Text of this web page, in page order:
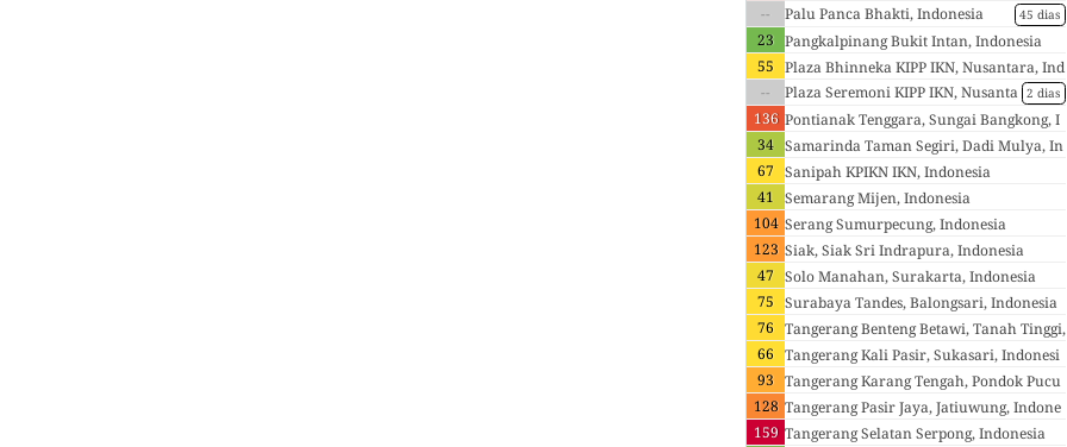
nesia
-- 45 dias
Palu Panca Bhakti, Indonesia
23 Pangkalpinang Bukit Intan, Indonesia
55 Plaza Bhinneka KIPP IKN, Nusantara, Ind
onesia
-- 2 dias
Plaza Seremoni KIPP IKN, Nusanta
ra, Indonesia
136 Pontianak Tenggara, Sungai Bangkong, I
ndonesia
34 Samarinda Taman Segiri, Dadi Mulya, In
donesia
67 Sanipah KPIKN IKN, Indonesia
41 Semarang Mijen, Indonesia
104 Serang Sumurpecung, Indonesia
123 Siak, Siak Sri Indrapura, Indonesia
47 Solo Manahan, Surakarta, Indonesia
75 Surabaya Tandes, Balongsari, Indonesia
76 Tangerang Benteng Betawi, Tanah Tinggi,
Indonesia
66 Tangerang Kali Pasir, Sukasari, Indonesi
a
93 Tangerang Karang Tengah, Pondok Pucu
ng, Indonesia
128 Tangerang Pasir Jaya, Jatiuwung, Indone
sia
159 Tangerang Selatan Serpong, Indonesia